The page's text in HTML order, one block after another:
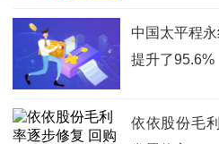
中国太平程
提升了95.6%
依依股份毛